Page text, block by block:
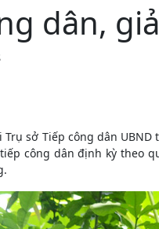
dân,
Trụ sở Tiếp công dân
công dân định kỳ theo